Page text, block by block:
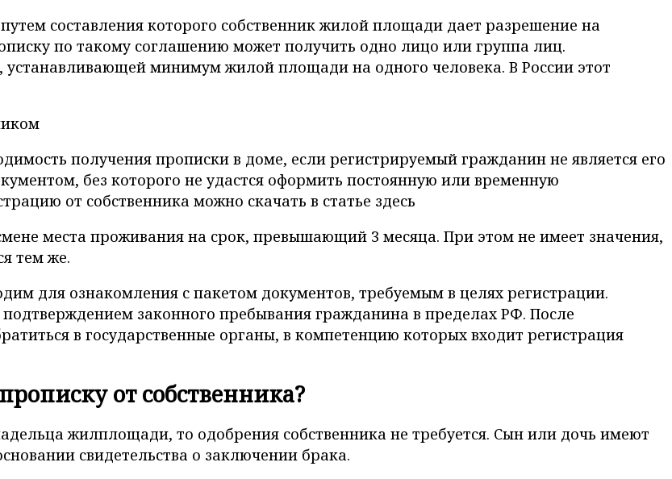
составления которого собственник жилой площади дает разрешение на
по такому соглашению может получить одно лицо или группа лиц.
минимум жилой площади на одного человека. В России этот
получения прописки в доме, если регистрируемый гражданин не является его
без которого не удастся оформить постоянную или временную
от собственника можно скачать в статье здесь
места проживания на срок, превышающий 3 месяца. При этом не имеет значения,
тем же.
для ознакомления с пакетом документов, требуемым в целях регистрации.
законного пребывания гражданина в пределах РФ. После
в государственные органы, в компетенцию которых входит регистрация
от собственника?
жилплощади, то одобрения собственника не требуется. Сын или дочь имеют
свидетельства о заключении брака.